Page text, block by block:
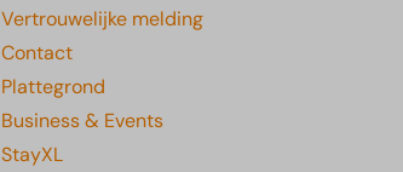
Vertrouwelijke melding
Contact
Plattegrond
Business & Events
StayXL